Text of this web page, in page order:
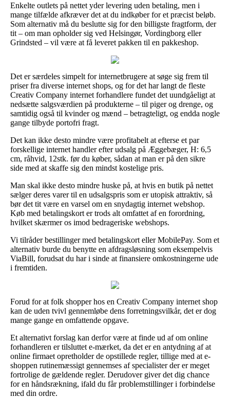
Enkelte outlets på nettet yder levering uden betaling, men i
mange tilfælde afkræver det at du indkøber for et præcist beløb.
Som alternativ må du beslutte sig for den billigste fragtform, der
tit – om man opholder sig ved Helsingør, Vordingborg eller
Grindsted – vil være at få leveret pakken til en pakkeshop.
Det er særdeles simpelt for internetbrugere at søge sig frem til
priser fra diverse internet shops, og for det har langt de fleste
Creativ Company internet forhandlere fundet det uundgåeligt at
nedsætte salgsværdien på produkterne – til piger og drenge, og
samtidig også til kvinder og mænd – betragteligt, og endda nogle
gange tilbyde portofri fragt.
Det kan ikke desto mindre være profitabelt at efterse et par
forskellige internet handler efter udsalg på Æggebæger, H: 6,5
cm, råhvid, 12stk. før du køber, sådan at man er på den sikre
side med at skaffe sig den mindst kostelige pris.
Man skal ikke desto mindre huske på, at hvis en butik på nettet
sælger deres varer til en udsalgspris som er utopisk attraktiv, så
bør det tit være en varsel om en snydagtig internet webshop.
Køb med betalingskort er trods alt omfattet af en forordning,
hvilket skærmer os imod bedrageriske webshops.
Vi tilråder bestillinger med betalingskort eller MobilePay. Som et
alternativ burde du benytte en afdragsløsning som eksempelvis
ViaBill, forudsat du har i sinde at finansiere omkostningerne ude
i fremtiden.
Forud for at folk shopper hos en Creativ Company internet shop
kan de uden tvivl gennemløbe dens forretningsvilkår, det er dog
mange gange en omfattende opgave.
Et alternativt forslag kan derfor være at finde ud af om online
forhandleren er tilsluttet e-mærket, da det er en antydning af at
online firmaet opretholder de opstillede regler, tillige med at e-
shoppen rutinemæssigt gennemses af specialister der er meget
fortrolige de gældende regler. Derudover giver det dig chance
for en håndsrækning, ifald du får problemstillinger i forbindelse
med din ordre.